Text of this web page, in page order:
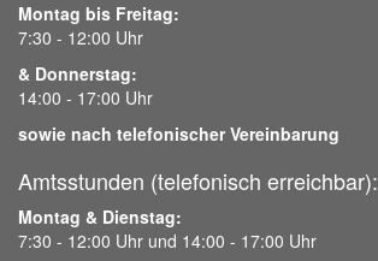
Montag bis Freitag:
7:30 - 12:00 Uhr
& Donnerstag:
14:00 - 17:00 Uhr
sowie nach telefonischer Vereinbarung
Amtsstunden (telefonisch erreichbar):
Montag & Dienstag:
7:30 - 12:00 Uhr und 14:00 - 17:00 Uhr